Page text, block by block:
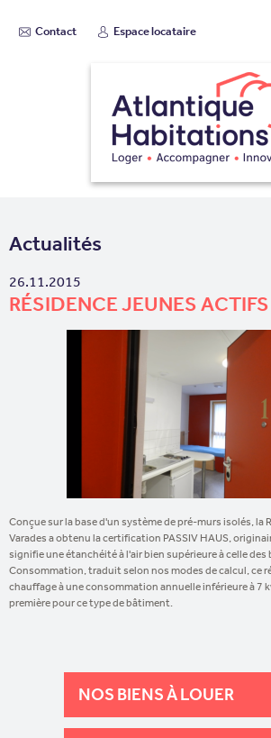
Contact Espace locataire
Actualités
26.11.2015
RÉSIDENCE JEUNES ACTIFS
Conçue sur la base d'un système de pré-murs isolés, la
Varades a obtenu la certification PASSIV HAUS,
signifie une étanchéité à l'air bien supérieure à celle
Consommation, traduit selon nos modes de calcul, ce
chauffage à une consommation annuelle inférieure à 7
première pour ce type de bâtiment.
NOS BIENS À LOUER